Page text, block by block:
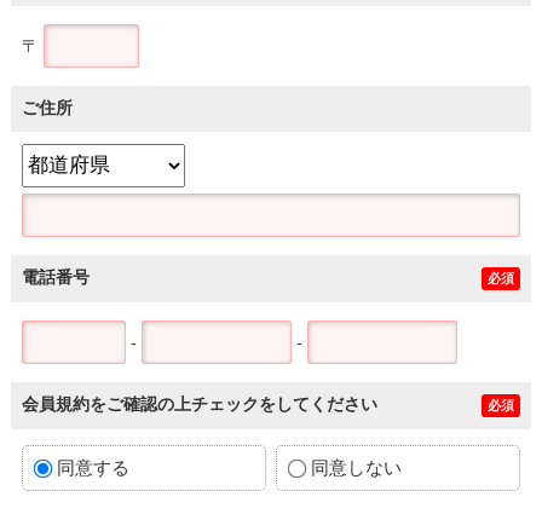
〒
ご住所
電話番号 必須
- -
会員規約をご確認の上チェックをしてください 必須
同意する 同意しない